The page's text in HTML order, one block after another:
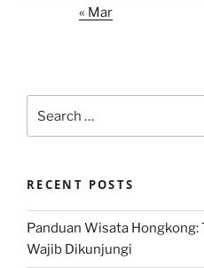
« Mar
for:
RECENT POSTS
Panduan Wisata
Wajib Dikunjungi